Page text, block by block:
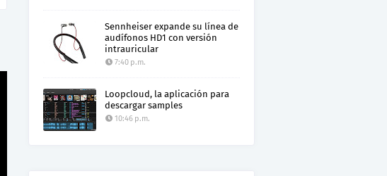
Sennheiser expande su línea de
audífonos HD1 con versión
intrauricular
7:40 p.m.
Loopcloud, la aplicación para
descargar samples
10:46 p.m.